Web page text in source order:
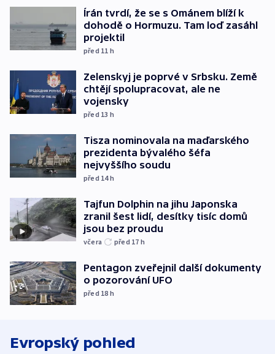
Írán tvrdí, že se s Ománem blíží k
dohodě o Hormuzu. Tam loď zasáhl
projektil
před 11 h
Zelenskyj je poprvé v Srbsku. Země
chtějí spolupracovat, ale ne
vojensky
před 13 h
Tisza nominovala na maďarského
prezidenta bývalého šéfa
nejvyššího soudu
před 14h
Tajfun Dolphin na jihu Japonska
zranil šest lidí, desítky tisíc domů
jsou bez proudu
včera před 17 h
Pentagon zveřejnil další dokumenty
o pozorování UFO
před 18 h
Evropský pohled